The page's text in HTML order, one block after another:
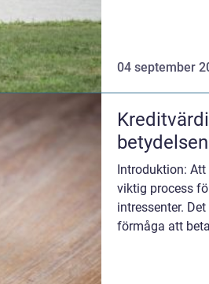
04 september
Introduktion:
viktig process
intressenter.
förmåga att